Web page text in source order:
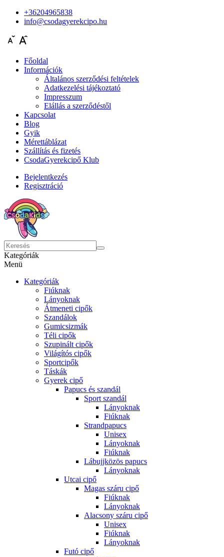
+36204965838
info@csodagyerekcipo.hu
Főoldal
Információk
Általános szerződési feltételek
Adatkezelési tájékoztató
Impresszum
Elállás a szerződéstől
Kapcsolat
Blog
Gyik
Mérettáblázat
Szállítás és fizetés
CsodaGyerekcipő Klub
Bejelentkezés
Regisztráció
Kategóriák
Menü
Kategóriák
Fiúknak
Lányoknak
Átmeneti cipők
Szandálok
Gumicsizmák
Téli cipők
Szupinált cipők
Világítós cipők
Sportcipők
Táskák
Gyerek cipő
Papucs és szandál
Sport szandál
Lányoknak
Fiúknak
Strandpapucs
Unisex
Lányoknak
Fiúknak
Lábujjközös papucs
Lányoknak
Utcai cipő
Magas száru cipő
Fiúknak
Lányoknak
Alacsony száru cipő
Unisex
Fiúknak
Lányoknak
Futó cipő